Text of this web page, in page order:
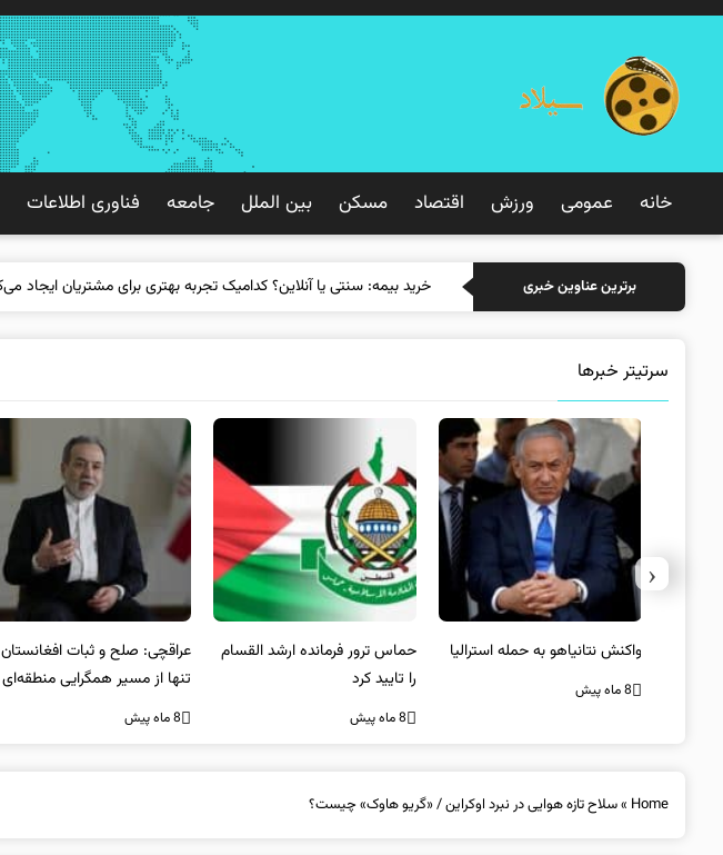
خانه عمومی ورزش اقتصاد مسکن بین الملل جامعه فناوری اطلاعات
برترین عناوین خبری خرید ب
سرتیتر خبرها
واکنش نتانیاهو به حمله استرالیا
8 ماه پیش
حماس ترور فرمانده ارشد القسام
را تایید کرد
8 ماه پیش
عراقچی: صلح و ثبات افغانستان
تنها از مسیر همگرایی منطقه‌ای
محقق می‌شود
8 ماه پیش
‹
Home
»سلاح تازه هوایی در نبرد اوکراین / «گریو هاوک» چیست؟